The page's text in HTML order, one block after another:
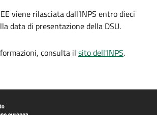
viene rilasciata dall’INPS entro dieci
data di presentazione della DSU.
consulta il sito dell'INPS.